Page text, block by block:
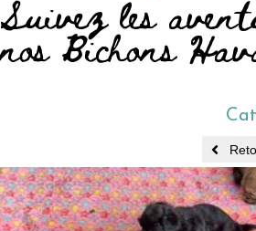
Suivez les
nos Bichons